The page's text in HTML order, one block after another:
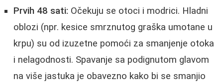
Prvih 48 sati: Očekuju se otoci i modrici. Hladni
oblozi (npr. kesice smrznutog graška umotane u
krpu) su od izuzetne pomoći za smanjenje otoka
i nelagodnosti. Spavanje sa podignutom glavom
na više jastuka je obavezno kako bi se smanjio